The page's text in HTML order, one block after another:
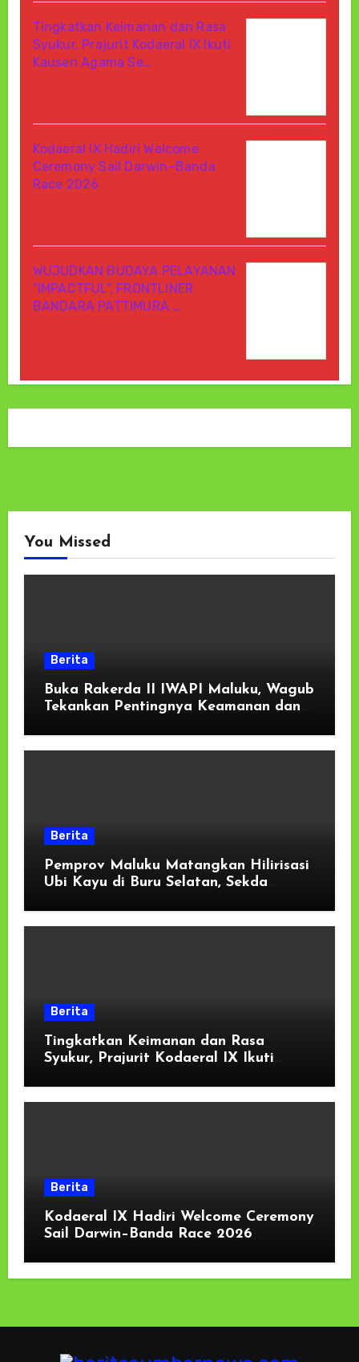
Tingkatkan Keimanan dan Rasa
Syukur, Prajurit Kodaeral IX Ikuti
Kauseri Agama Se…
Kodaeral IX Hadiri Welcome
Ceremony Sail Darwin–Banda
Race 2026
WUJUDKAN BUDAYA PELAYANAN
“IMPACTFUL”, FRONTLINER
BANDARA PATTIMURA …
You Missed
Berita
Buka Rakerda II IWAPI Maluku, Wagub
Tekankan Pentingnya Keamanan dan
Berita
Pemprov Maluku Matangkan Hilirisasi
Ubi Kayu di Buru Selatan, Sekda
Dukungan Masyarakat
Berita
Tingkatkan Keimanan dan Rasa
Syukur, Prajurit Kodaeral IX Ikuti
Berita
Kodaeral IX Hadiri Welcome Ceremony
Sail Darwin–Banda Race 2026